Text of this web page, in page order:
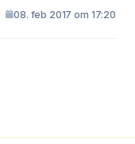
08. feb 2017 om 17:20